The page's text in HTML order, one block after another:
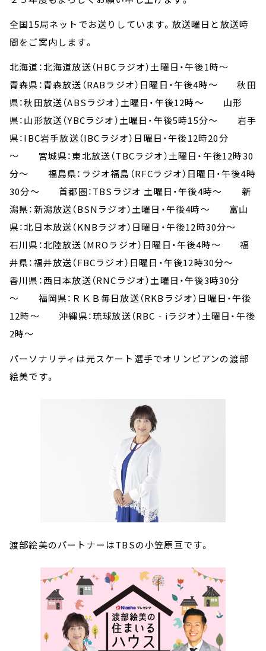
全国15局ネットでお送りしています。放送曜日と放送時
間をご案内します。
北海道：北海道放送（HBCラジオ）土曜日・午後1時～
青森県：青森放送（RABラジオ）日曜日・午後4時～ 秋田
県：秋田放送（ABSラジオ）土曜日・午後12時～ 山形
県：山形放送（YBCラジオ）土曜日・午後5時15分～ 岩手
県：IBC岩手放送（IBCラジオ）日曜日・午後12時20分
～ 宮城県：東北放送（TBCラジオ）土曜日・午後12時30
分～ 福島県：ラジオ福島（RFCラジオ）日曜日・午後4時
30分～ 首都圏：TBSラジオ 土曜日・午後4時～ 新
潟県：新潟放送（BSNラジオ）土曜日・午後4時～ 富山
県：北日本放送（KNBラジオ）日曜日・午後12時30分～
石川県：北陸放送（MROラジオ）日曜日・午後4時～ 福
井県：福井放送（FBCラジオ）日曜日・午後12時30分～
香川県：西日本放送（RNCラジオ）土曜日・午後3時30分
～ 福岡県：ＲＫＢ毎日放送（RKBラジオ）日曜日・午後
12時～ 沖縄県：琉球放送（RBC‐iラジオ）土曜日・午後
2時～
パーソナリティは元スケート選手でオリンピアンの渡部
絵美です。
渡部絵美のパートナーはTBSの小笠原亘です。